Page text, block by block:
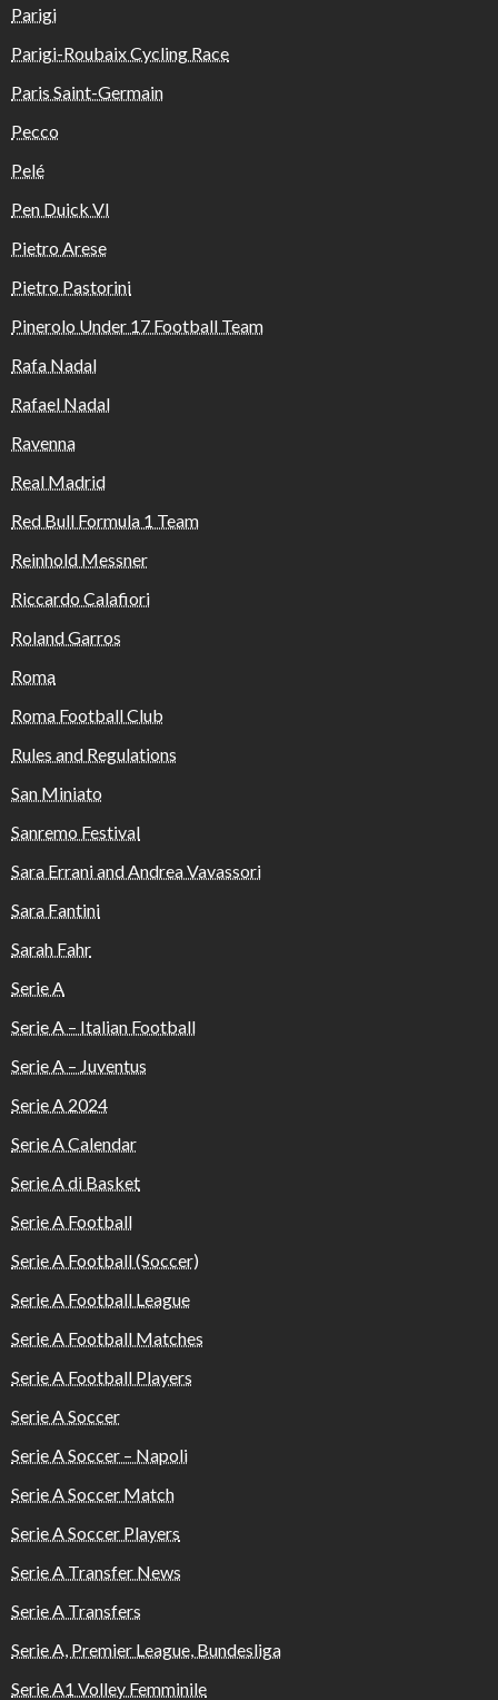
Parigi
Parigi-Roubaix Cycling Race
Paris Saint-Germain
Pecco
Pelé
Pen Duick VI
Pietro Arese
Pietro Pastorini
Pinerolo Under 17 Football Team
Rafa Nadal
Rafael Nadal
Ravenna
Real Madrid
Red Bull Formula 1 Team
Reinhold Messner
Riccardo Calafiori
Roland Garros
Roma
Roma Football Club
Rules and Regulations
San Miniato
Sanremo Festival
Sara Errani and Andrea Vavassori
Sara Fantini
Sarah Fahr
Serie A
Serie A – Italian Football
Serie A – Juventus
Serie A 2024
Serie A Calendar
Serie A di Basket
Serie A Football
Serie A Football (Soccer)
Serie A Football League
Serie A Football Matches
Serie A Football Players
Serie A Soccer
Serie A Soccer – Napoli
Serie A Soccer Match
Serie A Soccer Players
Serie A Transfer News
Serie A Transfers
Serie A, Premier League, Bundesliga
Serie A1 Volley Femminile